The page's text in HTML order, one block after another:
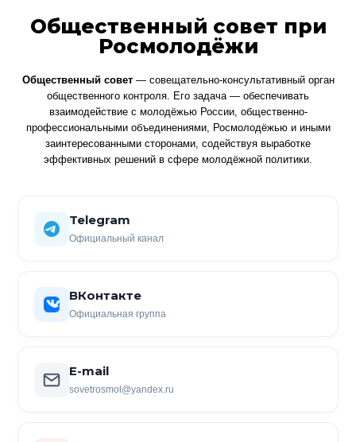
Общественный совет при
Росмолодёжи
Общественный совет— совещательно-консультативный орган
общественного контроля. Его задача — обеспечивать
взаимодействие с молодёжью России, общественно-
профессиональными объединениями, Росмолодёжью и иными
заинтересованными сторонами, содействуя выработке
эффективных решений в сфере молодёжной политики.
Telegram
Официальный канал
ВКонтакте
Официальная группа
E-mail
sovetrosmol@yandex.ru